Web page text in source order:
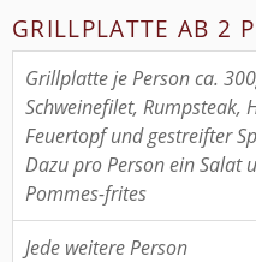
GRILLPLATTE AB 2
Grillplatte je Person ca.
Schweinefilet, Rumpsteak,
Feuertopf und gestreifter
Dazu pro Person ein Salat
Pommes-frites
Jede weitere Person